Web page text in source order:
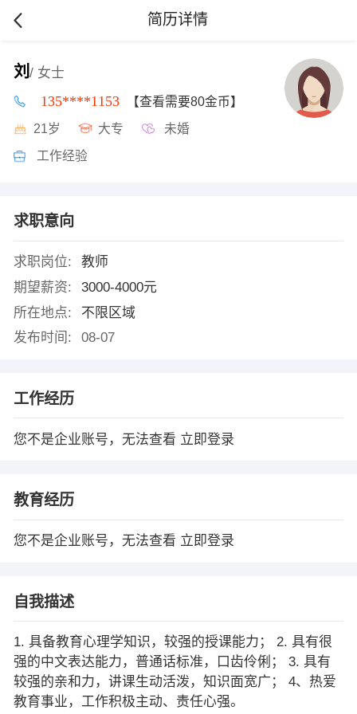
简历详情
刘 / 女士
135****1153 【查看需要80金币】
21岁 大专 未婚
工作经验
求职意向
求职岗位:
教师
期望薪资:
3000-4000元
所在地点:
不限区域
发布时间:
08-07
工作经历
您不是企业账号，无法查看 立即登录
教育经历
您不是企业账号，无法查看 立即登录
自我描述
1. 具备教育心理学知识，较强的授课能力； 2. 具有很
强的中文表达能力，普通话标准，口齿伶俐； 3. 具有
较强的亲和力，讲课生动活泼，知识面宽广； 4、热爱
教育事业，工作积极主动、责任心强。